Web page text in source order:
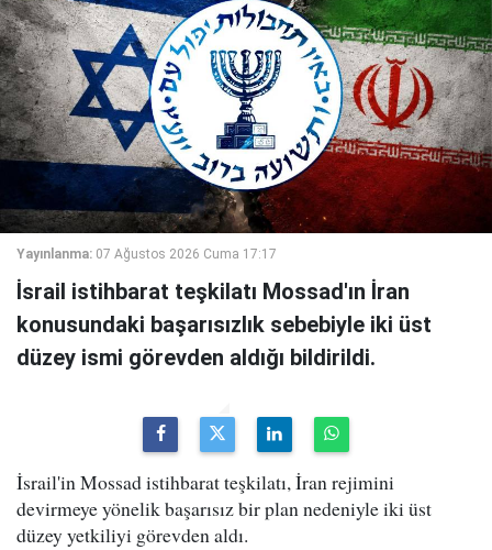
Yayınlanma: 07 Ağustos 2026 Cuma 17:17
İsrail istihbarat teşkilatı Mossad'ın İran
konusundaki başarısızlık sebebiyle iki üst
düzey ismi görevden aldığı bildirildi.
İsrail'in Mossad istihbarat teşkilatı, İran rejimini
devirmeye yönelik başarısız bir plan nedeniyle iki üst
düzey yetkiliyi görevden aldı.